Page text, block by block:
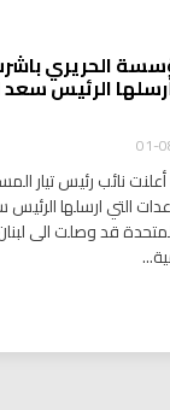
الحريري
الرئيس سعد
نائب رئيس تيار
التي ارسلها
قد وصلت الى